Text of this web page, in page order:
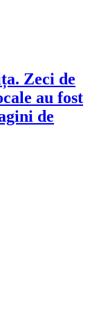
Zeci de
au fost
de